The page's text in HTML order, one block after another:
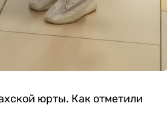
юрты. Как отметили